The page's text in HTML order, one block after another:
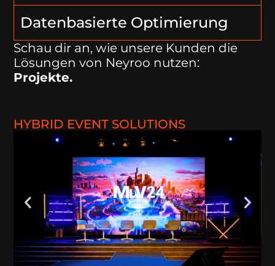
Datenbasierte Optimierung
Schau dir an, wie unsere Kunden die
Lösungen von Neyroo nutzen:
Projekte.
HYBRID EVENT SOLUTIONS